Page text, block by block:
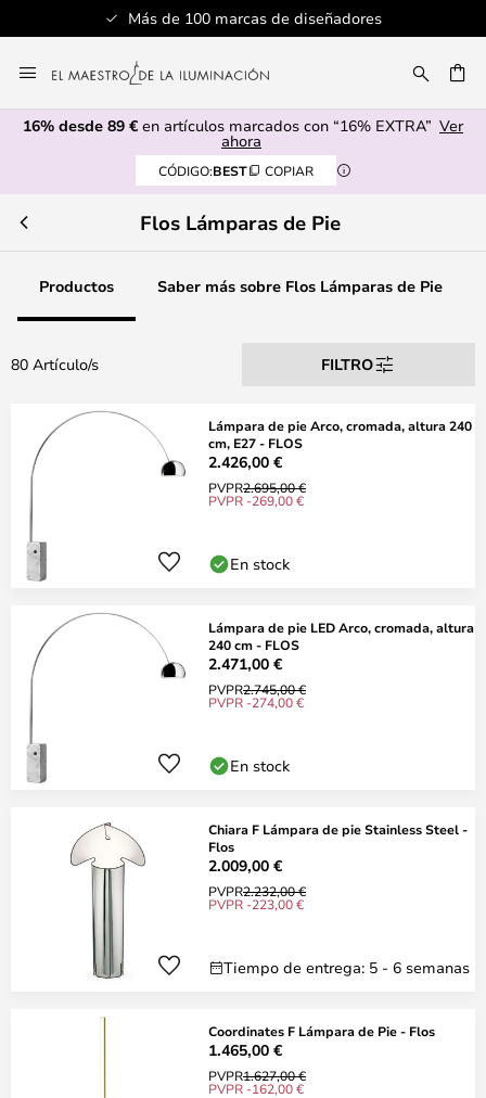
Más de 100 marcas de diseñadores
al
contenido
16% desde 89 € en artículos marcados con “16% EXTRA” Ver
ahora
CÓDIGO:BEST COPIAR
Flos Lámparas de Pie
Productos Saber más sobre Flos Lámparas de Pie
80 Artículo/s FILTRO
Lámpara de pie Arco, cromada, altura 240
cm, E27 - FLOS
2.426,00 €
PVPR2.695,00 €
PVPR -269,00 €
En stock
Lámpara de pie LED Arco, cromada, altura
240 cm - FLOS
2.471,00 €
PVPR2.745,00 €
PVPR -274,00 €
En stock
Chiara F Lámpara de pie Stainless Steel -
Flos
2.009,00 €
PVPR2.232,00 €
PVPR -223,00 €
Tiempo de entrega: 5 - 6 semanas
Coordinates F Lámpara de Pie - Flos
1.465,00 €
PVPR1.627,00 €
PVPR -162,00 €